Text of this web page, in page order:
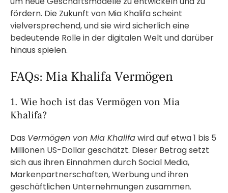
fördern. Die Zukunft von Mia Khalifa scheint
vielversprechend, und sie wird sicherlich eine
bedeutende Rolle in der digitalen Welt und darüber
hinaus spielen.
FAQs: Mia Khalifa Vermögen
1. Wie hoch ist das Vermögen von Mia
Khalifa?
Das Vermögen von Mia Khalifawird auf etwa 1 bis 5
Millionen US-Dollar geschätzt. Dieser Betrag setzt
sich aus ihren Einnahmen durch Social Media,
Markenpartnerschaften, Werbung und ihren
geschäftlichen Unternehmungen zusammen.